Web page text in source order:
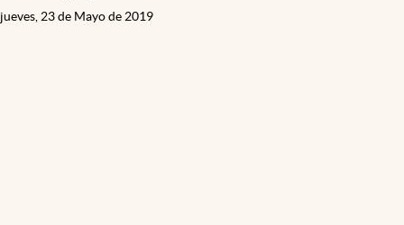
jueves, 23 de Mayo de 2019